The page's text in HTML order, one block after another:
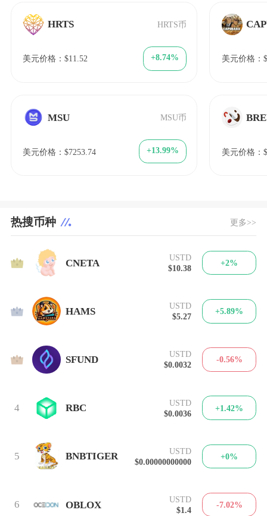
HRTS HRTS币
美元价格：$11.52 +8.74%
MSU MSU币
美元价格：$7253.74 +13.99%
美元价格：
美元价格：
热搜币种 更多>>
1 CNETA
USTD
$10.38
+2%
2 HAMS
USTD
$5.27
+5.89%
3 SFUND
USTD
$0.0032
-0.56%
4 RBC
USTD
$0.0036
+1.42%
5 BNBTIGER
USTD
$0.00000000000
+0%
6 OBLOX
USTD
$1.4
-7.02%